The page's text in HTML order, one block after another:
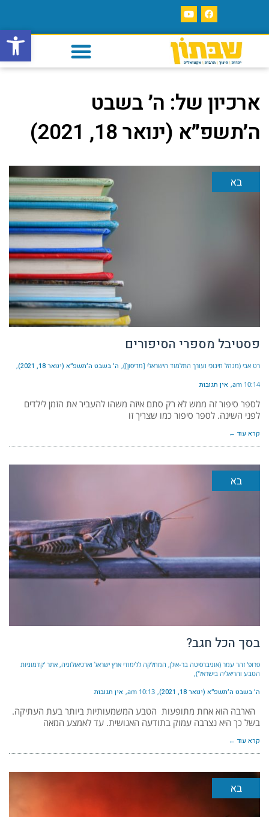
פתח
ארכיון של: ה׳ בשבט
ה׳תשפ״א (ינואר 18, 2021)
בא
פסטיבל מספרי הסיפורים
רט אבי (מנהל חינוכי ועורך התלמוד הישראלי [מדיסון]) ה׳ בשבט ה׳תשפ״א (ינואר 18, 2021)
10:14 am אין תגובות
לספר סיפור זה ממש לא רק סתם איזה משהו להעביר את הזמן לילדים
לפני השינה. לספר סיפור כמו שצריך זו
קרא עוד ←
בא
בסך הכל חגב?
פרופ' זהר עמר (אוניברסיטה בר-אילן, המחלקה ללימודי ארץ ישראל וארכיאולוגיה, אתר 'קדמוניות
הטבע והריאליה בישראל')
ה׳ בשבט ה׳תשפ״א (ינואר 18, 2021) 10:13 am אין תגובות
הארבה הוא אחת מתופעות הטבע המשמעותיות ביותר בעת העתיקה.
בשל כך היא נצרבה עמוק בתודעה האנושית. עד לאמצע המאה
קרא עוד ←
בא